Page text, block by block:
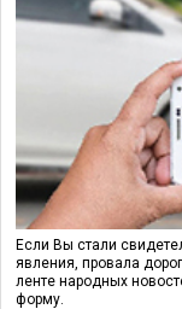
Если Вы стали
явления, провала
ленте народных
форму.